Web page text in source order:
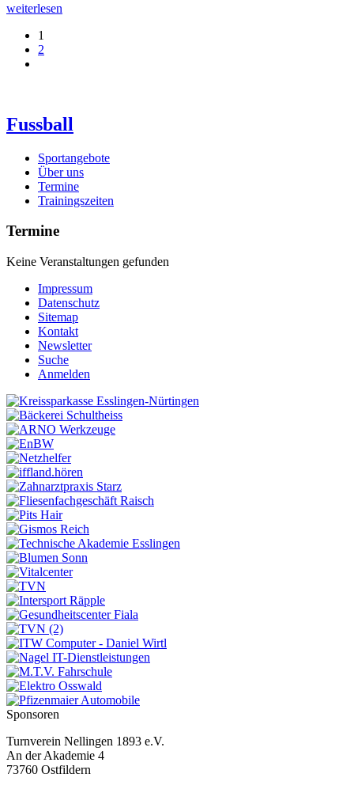
weiterlesen
1
2
Fussball
Sportangebote
Über uns
Termine
Trainingszeiten
Termine
Keine Veranstaltungen gefunden
Impressum
Datenschutz
Sitemap
Kontakt
Newsletter
Suche
Anmelden
Sponsoren
Turnverein Nellingen 1893 e.V.
An der Akademie 4
73760 Ostfildern